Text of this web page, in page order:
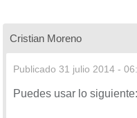
Cristian Moreno
Publicado 31 julio 2014 -
Puedes usar lo siguiente: